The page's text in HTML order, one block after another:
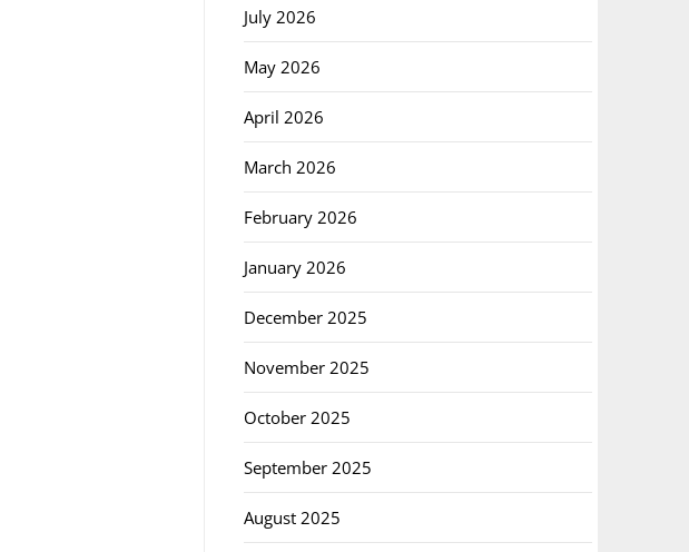
July 2026
May 2026
April 2026
March 2026
February 2026
January 2026
December 2025
November 2025
October 2025
September 2025
August 2025